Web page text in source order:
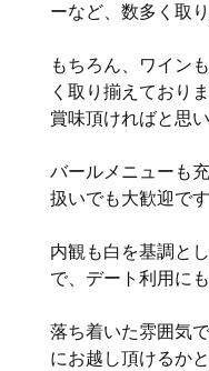
ーなど、数多く取
もちろん、ワイン
く取り揃えており
賞味頂ければと思い
バールメニューも
扱いでも大歓迎です
内観も白を基調と
で、デート利用に
落ち着いた雰囲気
にお越し頂けるか